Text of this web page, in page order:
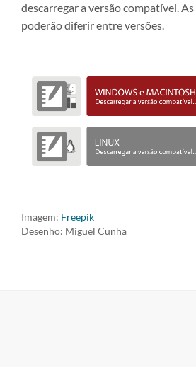
descarregar a versão compatível.
poderão diferir entre versões.
Imagem: Freepik
Desenho: Miguel Cunha